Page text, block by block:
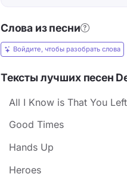
много контрастов —
friends») соседствуют
обращённая внутрь
«Oh yeah» как
Слова из песни
Войдите, чтобы разобрать слова
Тексты лучших песен
All I Know is That You
Good Times
Hands Up
Heroes